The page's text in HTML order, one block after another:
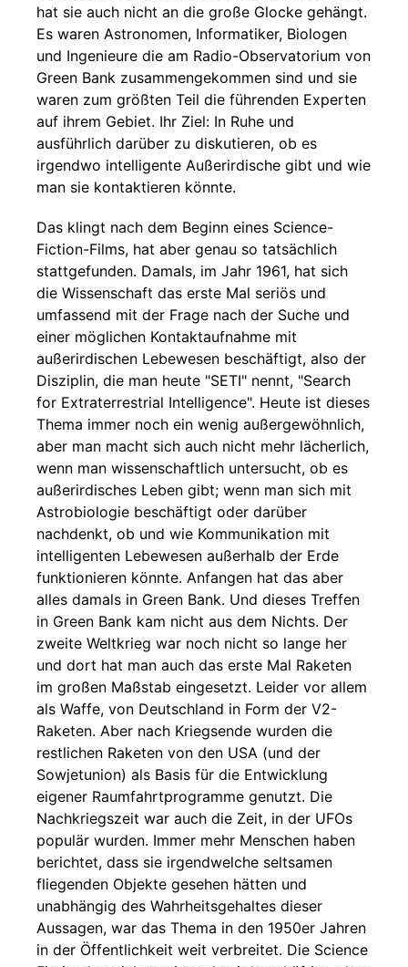
hat sie auch nicht an die große Glocke gehängt.
Es waren Astronomen, Informatiker, Biologen
und Ingenieure die am Radio-Observatorium von
Green Bank zusammengekommen sind und sie
waren zum größten Teil die führenden Experten
auf ihrem Gebiet. Ihr Ziel: In Ruhe und
ausführlich darüber zu diskutieren, ob es
irgendwo intelligente Außerirdische gibt und wie
man sie kontaktieren könnte.
Das klingt nach dem Beginn eines Science-
Fiction-Films, hat aber genau so tatsächlich
stattgefunden. Damals, im Jahr 1961, hat sich
die Wissenschaft das erste Mal seriös und
umfassend mit der Frage nach der Suche und
einer möglichen Kontaktaufnahme mit
außerirdischen Lebewesen beschäftigt, also der
Disziplin, die man heute "SETI" nennt, "Search
for Extraterrestrial Intelligence". Heute ist dieses
Thema immer noch ein wenig außergewöhnlich,
aber man macht sich auch nicht mehr lächerlich,
wenn man wissenschaftlich untersucht, ob es
außerirdisches Leben gibt; wenn man sich mit
Astrobiologie beschäftigt oder darüber
nachdenkt, ob und wie Kommunikation mit
intelligenten Lebewesen außerhalb der Erde
funktionieren könnte. Anfangen hat das aber
alles damals in Green Bank. Und dieses Treffen
in Green Bank kam nicht aus dem Nichts. Der
zweite Weltkrieg war noch nicht so lange her
und dort hat man auch das erste Mal Raketen
im großen Maßstab eingesetzt. Leider vor allem
als Waffe, von Deutschland in Form der V2-
Raketen. Aber nach Kriegsende wurden die
restlichen Raketen von den USA (und der
Sowjetunion) als Basis für die Entwicklung
eigener Raumfahrtprogramme genutzt. Die
Nachkriegszeit war auch die Zeit, in der UFOs
populär wurden. Immer mehr Menschen haben
berichtet, dass sie irgendwelche seltsamen
fliegenden Objekte gesehen hätten und
unabhängig des Wahrheitsgehaltes dieser
Aussagen, war das Thema in den 1950er Jahren
in der Öffentlichkeit weit verbreitet. Die Science